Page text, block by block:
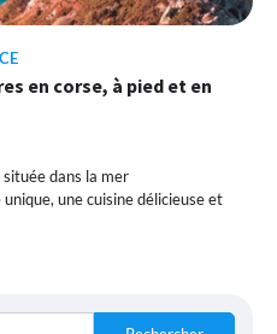
en corse, à pied et en
dans la mer
une cuisine délicieuse et